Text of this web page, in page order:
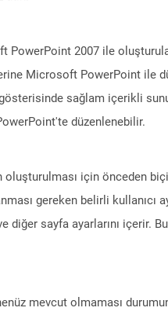
PowerPoint 2007 ile
Microsoft PowerPoint ile
sağlam içerikli
düzenlenebilir.
oluşturulması için önceden
gereken belirli kullanıcı
diğer sayfa ayarlarını içerir.
mevcut olmaması